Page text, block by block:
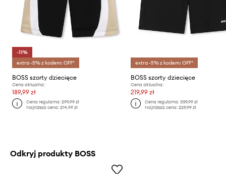
-11%
extra -5% z kodem: OFF*
BOSS szorty dziecięce
Cena aktualna:
189,99 zł
Cena regularna:299,99 zł
Najniższa cena:214,99 zł
extra -5% z kodem: OFF*
BOSS szorty dziecięce
Cena aktualna:
219,99 zł
Cena regularna: 339,99 zł
Najniższa cena: 229,99 zł
Odkryj produkty BOSS